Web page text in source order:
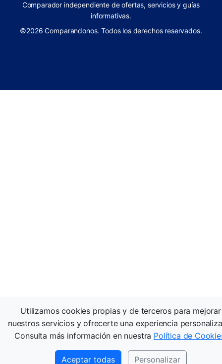
Comparador independiente de ofertas, servicios y guías
informativas.
©2026 Comparandonos. Todos los derechos reservados.
Utilizamos cookies propias y de terceros para mejorar
nuestros servicios y ofrecerte una experiencia
Consulta más información en nuestra Política de
Aceptar todas Personalizar